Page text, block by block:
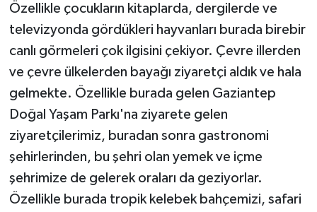
Özellikle çocukların kitaplarda, dergilerde ve
televizyonda gördükleri hayvanları burada birebir
canlı görmeleri çok ilgisini çekiyor. Çevre illerden
ve çevre ülkelerden bayağı ziyaretçi aldık ve hala
gelmekte. Özellikle burada gelen Gaziantep
Doğal Yaşam Parkı'na ziyarete gelen
ziyaretçilerimiz, buradan sonra gastronomi
şehirlerinden, bu şehri olan yemek ve içme
şehrimize de gelerek oraları da geziyorlar.
Özellikle burada tropik kelebek bahçemizi, safari